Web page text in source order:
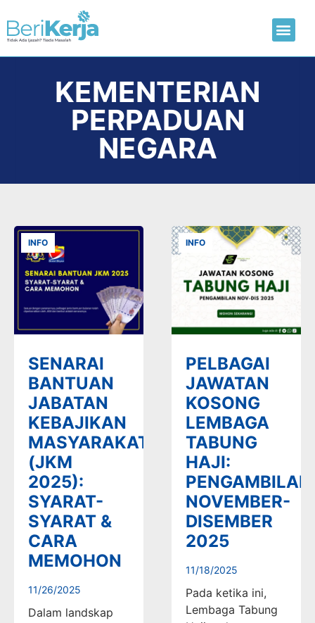
KEMENTERIAN
PERPADUAN
NEGARA
INFO
SENARAI
BANTUAN
JABATAN
KEBAJIKAN
MASYARAKAT
(JKM
2025):
SYARAT-
SYARAT &
CARA
MEMOHON
11/26/2025
Dalam landskap
INFO
PELBAGAI
JAWATAN
KOSONG
LEMBAGA
TABUNG
HAJI:
PENGAMBILAN
NOVEMBER-
DISEMBER
2025
11/18/2025
Pada ketika ini,
Lembaga Tabung